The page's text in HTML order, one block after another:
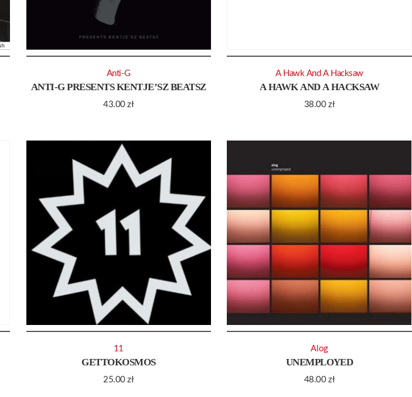
ANTI-G PRESENTS KENTJE’SZ BEATSZ
43.00zł
Anti-G
A HAWK AND A HACKSAW
38.00zł
A Hawk And A Hacksaw
GETTOKOSMOS
25.00zł
11
UNEMPLOYED
48.00zł
Alog